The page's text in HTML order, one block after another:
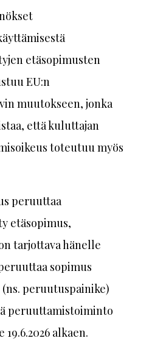
etäsopimusten
EU:n
muutokseen, jonka
että kuluttajan
toteutuu myös
peruuttaa
etäsopimus,
tarjottava hänelle
sopimus
peruutuspainike)
peruuttamistoiminto
alkaen.